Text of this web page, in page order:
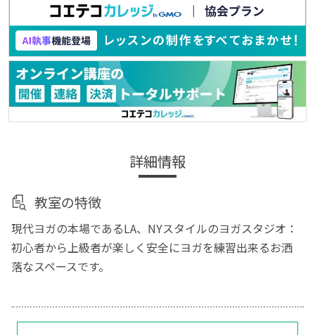
詳細情報
教室の特徴
現代ヨガの本場であるLA、NYスタイルのヨガスタジオ：
初心者から上級者が楽しく安全にヨガを練習出来るお洒
落なスペースです。